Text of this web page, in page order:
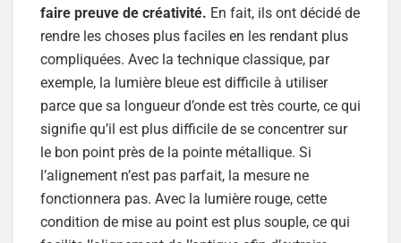
faire preuve de créativité. En fait, ils ont décidé de
rendre les choses plus faciles en les rendant plus
compliquées. Avec la technique classique, par
exemple, la lumière bleue est difficile à utiliser
parce que sa longueur d’onde est très courte, ce qui
signifie qu’il est plus difficile de se concentrer sur
le bon point près de la pointe métallique. Si
l’alignement n’est pas parfait, la mesure ne
fonctionnera pas. Avec la lumière rouge, cette
condition de mise au point est plus souple, ce qui